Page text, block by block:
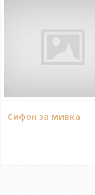
Сифон за мивка